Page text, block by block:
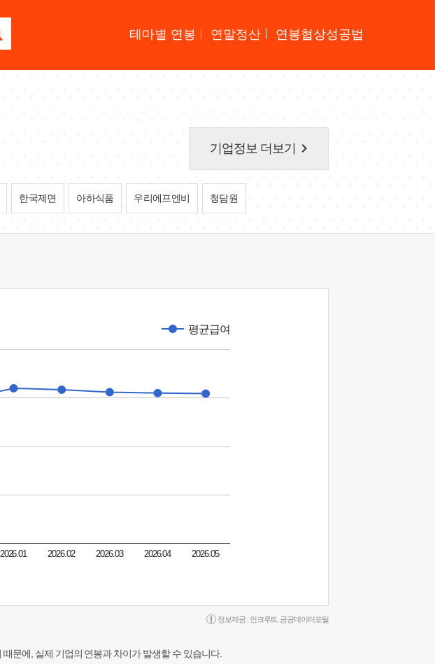
테마별 연봉 연말정산 연봉협상성공법
기업정보 더보기 keyboard_arrow_right
한국제면 아하식품 우리에프엔비 청담원
평균급여
2026.01 2026.02 2026.03 2026.04 2026.05
정보제공 : 인크루트 공공데이터포털
문에, 실제 기업의 연봉과 차이가 발생할 수 있습니다.